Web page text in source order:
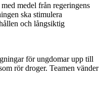
medel från regeringens
ska stimulera
och långsiktig
för ungdomar upp till
rör droger. Teamen vänder